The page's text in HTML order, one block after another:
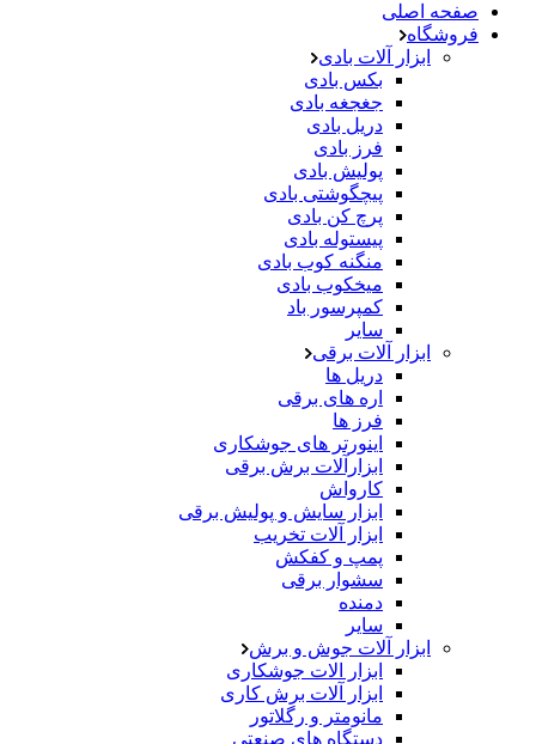
صفحه اصلی
فروشگاه
ابزار آلات بادی
بکس بادی
جغجغه بادی
دریل بادی
فرز بادی
پولیش بادی
پیچگوشتی بادی
پرچ کن بادی
پیستوله بادی
منگنه کوب بادی
میخکوب بادی
کمپرسور باد
سایر
ابزار آلات برقی
دریل ها
اره های برقی
فرز ها
اینورتر های جوشکاری
ابزارآلات برش برقی
کارواش
ابزار سایش و پولیش برقی
ابزار آلات تخریب
پمپ و کفکش
سشوار برقی
دمنده
سایر
ابزار آلات جوش و برش
ابزار الات جوشکاری
ابزار آلات برش کاری
مانومتر و رگلاتور
دستگاه های صنعتی